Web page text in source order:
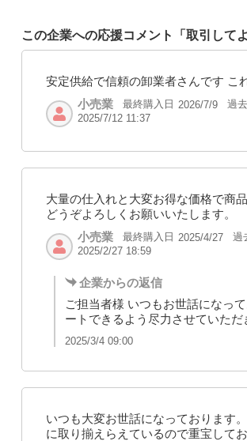
この企業への応援コメント「取引して
安定供給で信頼の卸業者さんです こ
小売業
最終購入日 2026/7/9 過
2025/7/12 11:37
大量の仕入れと大変お得な価格で商
どうぞよろしくお願いいたします。
小売業
最終購入日 2025/4/27 過
2025/2/27 18:59
企業からの返信
ご担当者様 いつもお世話になっ
ートできるよう尽力させていただ
2025/3/4 09:00
いつも大変お世話になっております
に取り揃えらえているので重宝して